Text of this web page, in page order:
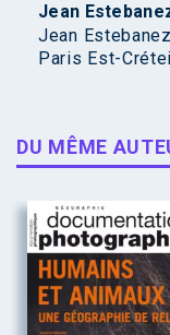
Jean
Jean
Paris Est-
DU MÊME